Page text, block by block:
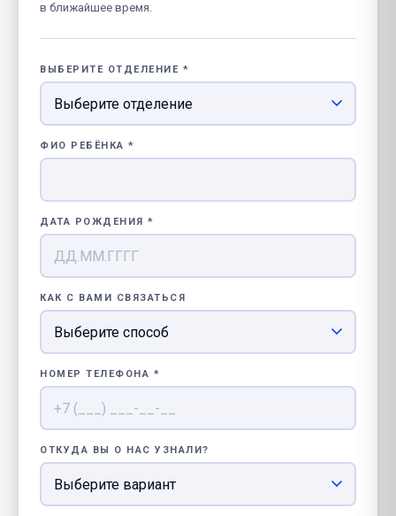
в ближайшее время.
ВЫБЕРИТЕ ОТДЕЛЕНИЕ *
ФИО РЕБЁНКА *
ДАТА РОЖДЕНИЯ *
КАК С ВАМИ СВЯЗАТЬСЯ
НОМЕР ТЕЛЕФОНА *
ОТКУДА ВЫ О НАС УЗНАЛИ?